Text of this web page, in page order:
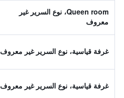
Queen room، نوع السرير غير
معروف
غرفة قياسية، نوع السرير غير معروف
غرفة قياسية، نوع السرير غير معروف